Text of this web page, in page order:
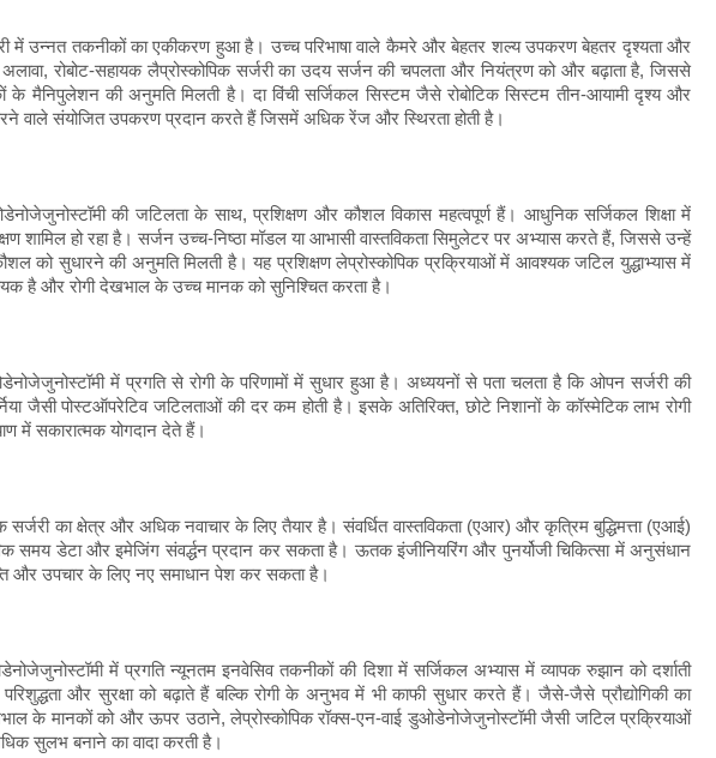
में उन्नत तकनीकों का एकीकरण हुआ है। उच्च परिभाषा वाले कैमरे और बेहतर शल्य उपकरण बेहतर दृश्यता और
रोबोट-सहायक लैप्रोस्कोपिक सर्जरी का उदय सर्जन की चपलता और नियंत्रण को और बढ़ाता है, जिससे
मैनिपुलेशन की अनुमति मिलती है। दा विंची सर्जिकल सिस्टम जैसे रोबोटिक सिस्टम तीन-आयामी दृश्य और
वाले संयोजित उपकरण प्रदान करते हैं जिसमें अधिक रेंज और स्थिरता होती है।
की जटिलता के साथ, प्रशिक्षण और कौशल विकास महत्वपूर्ण हैं। आधुनिक सर्जिकल शिक्षा में
शामिल हो रहा है। सर्जन उच्च-निष्ठा मॉडल या आभासी वास्तविकता सिमुलेटर पर अभ्यास करते हैं, जिससे उन्हें
को सुधारने की अनुमति मिलती है। यह प्रशिक्षण लेप्रोस्कोपिक प्रक्रियाओं में आवश्यक जटिल युद्धाभ्यास में
है और रोगी देखभाल के उच्च मानक को सुनिश्चित करता है।
में प्रगति से रोगी के परिणामों में सुधार हुआ है। अध्ययनों से पता चलता है कि ओपन सर्जरी की
जैसी पोस्टऑपरेटिव जटिलताओं की दर कम होती है। इसके अतिरिक्त, छोटे निशानों के कॉस्मेटिक लाभ रोगी
में सकारात्मक योगदान देते हैं।
सर्जरी का क्षेत्र और अधिक नवाचार के लिए तैयार है। संवर्धित वास्तविकता (एआर) और कृत्रिम बुद्धिमत्ता (एआई)
समय डेटा और इमेजिंग संवर्द्धन प्रदान कर सकता है। ऊतक इंजीनियरिंग और पुनर्योजी चिकित्सा में अनुसंधान
और उपचार के लिए नए समाधान पेश कर सकता है।
में प्रगति न्यूनतम इनवेसिव तकनीकों की दिशा में सर्जिकल अभ्यास में व्यापक रुझान को दर्शाती
और सुरक्षा को बढ़ाते हैं बल्कि रोगी के अनुभव में भी काफी सुधार करते हैं। जैसे-जैसे प्रौद्योगिकी का
के मानकों को और ऊपर उठाने, लेप्रोस्कोपिक रॉक्स-एन-वाई डुओडेनोजेजुनोस्टॉमी जैसी जटिल प्रक्रियाओं
सुलभ बनाने का वादा करती है।